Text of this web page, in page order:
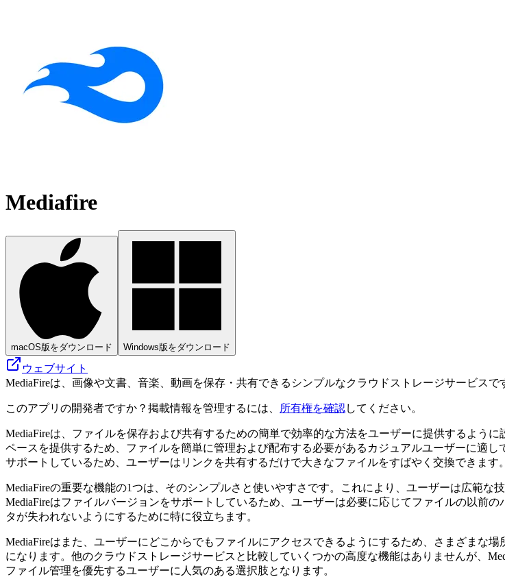
Mediafire
macOS版をダウンロード Windows版をダウンロード
ウェブサイト
MediaFireは、画像や文書、音楽、動画を保存・共有できるシンプルなクラウドストレージサービスで
このアプリの開発者ですか？掲載情報を管理するには、 所有権を確認してください。
MediaFireは、ファイルを保存および共有するための簡単で効率的な方法をユーザーに提供するよう
ペースを提供するため、ファイルを簡単に管理および配布する必要があるカジュアルユーザーに適
サポートしているため、ユーザーはリンクを共有するだけで大​​きなファイルをすばやく交換できます。
MediaFireの重要な機能の1つは、そのシンプルさと使いやすさです。これにより、ユーザーは広範な
MediaFireはファイルバージョンをサポートしているため、ユーザーは必要に応じてファイルの以前
タが失われないようにするために特に役立ちます。
MediaFireはまた、ユーザーにどこからでもファイルにアクセスできるようにするため、さまざまな
になります。他のクラウドストレージサービスと比較していくつかの高度な機能はありませんが、
ファイル管理を優先するユーザーに人気のある選択肢となります。